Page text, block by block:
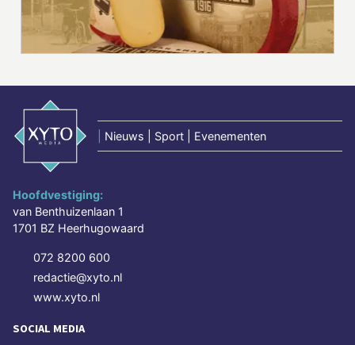
Nieuws | Sport | Evenementen
Hoofdvestiging:
van Benthuizenlaan 1
1701 BZ Heerhugowaard
072 8200 600
redactie@xyto.nl
www.xyto.nl
SOCIAL MEDIA